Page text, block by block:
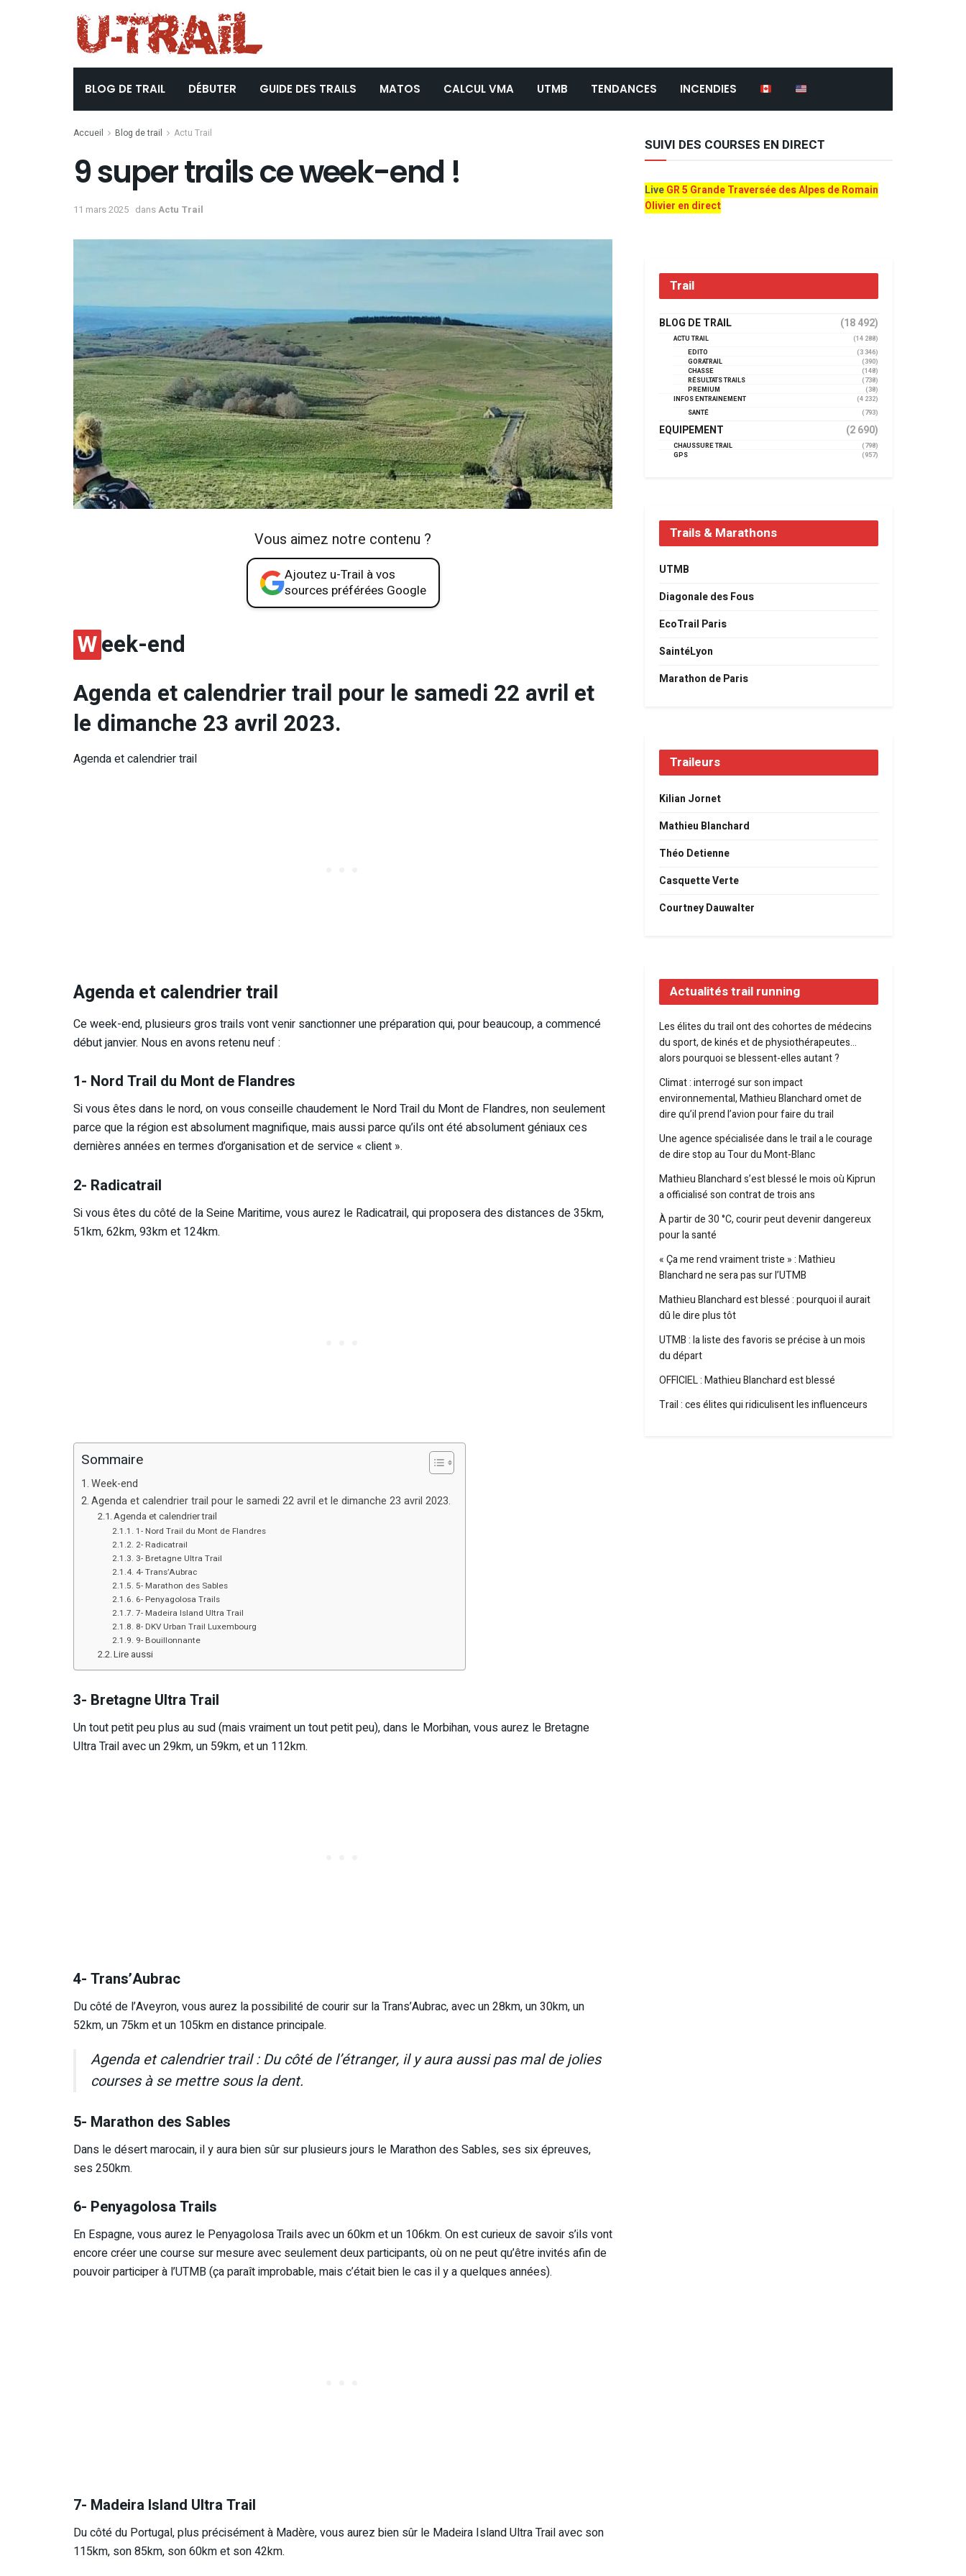
BLOG DE TRAIL DÉBUTER GUIDE DES TRAILS MATOS CALCUL VMA UTMB TENDANCES INCENDIES
Accueil Blog de trail Actu Trail
9 super trails ce week-end !
11 mars 2025 dansActu Trail
Vous aimez notre contenu ?
Ajoutez u-Trail à vos
sources préférées Google
Week-end
Agenda et calendrier trail pour le samedi 22 avril et
le dimanche 23 avril 2023.
Agenda et calendrier trail
Agenda et calendrier trail
Ce week-end, plusieurs gros trails vont venir sanctionner une préparation qui, pour beaucoup, a commencé
début janvier. Nous en avons retenu neuf :
1- Nord Trail du Mont de Flandres
Si vous êtes dans le nord, on vous conseille chaudement le Nord Trail du Mont de Flandres, non seulement
parce que la région est absolument magnifique, mais aussi parce qu’ils ont été absolument géniaux ces
dernières années en termes d’organisation et de service « client ».
2- Radicatrail
Si vous êtes du côté de la Seine Maritime, vous aurez le Radicatrail, qui proposera des distances de 35km,
51km, 62km, 93km et 124km.
Sommaire
Week-end
Agenda et calendrier trail pour le samedi 22 avril et le dimanche 23 avril 2023.
Agenda et calendrier trail
1- Nord Trail du Mont de Flandres
2- Radicatrail
3- Bretagne Ultra Trail
4- Trans’Aubrac
5- Marathon des Sables
6- Penyagolosa Trails
7- Madeira Island Ultra Trail
8- DKV Urban Trail Luxembourg
9- Bouillonnante
Lire aussi
3- Bretagne Ultra Trail
Un tout petit peu plus au sud (mais vraiment un tout petit peu), dans le Morbihan, vous aurez le Bretagne
Ultra Trail avec un 29km, un 59km, et un 112km.
4- Trans’Aubrac
Du côté de l’Aveyron, vous aurez la possibilité de courir sur la Trans’Aubrac, avec un 28km, un 30km, un
52km, un 75km et un 105km en distance principale.
Agenda et calendrier trail : Du côté de l’étranger, il y aura aussi pas mal de jolies
courses à se mettre sous la dent.
5- Marathon des Sables
Dans le désert marocain, il y aura bien sûr sur plusieurs jours le Marathon des Sables, ses six épreuves,
ses 250km.
6- Penyagolosa Trails
En Espagne, vous aurez le Penyagolosa Trails avec un 60km et un 106km. On est curieux de savoir s’ils vont
encore créer une course sur mesure avec seulement deux participants, où on ne peut qu’être invités afin de
pouvoir participer à l’UTMB (ça paraît improbable, mais c’était bien le cas il y a quelques années).
7- Madeira Island Ultra Trail
Du côté du Portugal, plus précisément à Madère, vous aurez bien sûr le Madeira Island Ultra Trail avec son
115km, son 85km, son 60km et son 42km.
SUIVI DES COURSES EN DIRECT
LiveGR 5 Grande Traversée des Alpes de Romain
Olivier en direct
Trail
BLOG DE TRAIL (18 492)
ACTU TRAIL
(14 288)
EDITO
(3 346)
GORATRAIL
(390)
CHASSE
(148)
RÉSULTATS TRAILS
(738)
PREMIUM
(38)
INFOS ENTRAINEMENT
(4 232)
SANTÉ
(793)
EQUIPEMENT (2 690)
CHAUSSURE TRAIL
(798)
GPS
(957)
Trails & Marathons
UTMB
Diagonale des Fous
EcoTrail Paris
SaintéLyon
Marathon de Paris
Traileurs
Kilian Jornet
Mathieu Blanchard
Théo Detienne
Casquette Verte
Courtney Dauwalter
Actualités trail running
Les élites du trail ont des cohortes de médecins
du sport, de kinés et de physiothérapeutes…
alors pourquoi se blessent-elles autant ?
Climat : interrogé sur son impact
environnemental, Mathieu Blanchard omet de
dire qu’il prend l’avion pour faire du trail
Une agence spécialisée dans le trail a le courage
de dire stop au Tour du Mont-Blanc
Mathieu Blanchard s’est blessé le mois où Kiprun
a officialisé son contrat de trois ans
À partir de 30 °C, courir peut devenir dangereux
pour la santé
« Ça me rend vraiment triste » : Mathieu
Blanchard ne sera pas sur l’UTMB
Mathieu Blanchard est blessé : pourquoi il aurait
dû le dire plus tôt
UTMB : la liste des favoris se précise à un mois
du départ
OFFICIEL : Mathieu Blanchard est blessé
Trail : ces élites qui ridiculisent les influenceurs